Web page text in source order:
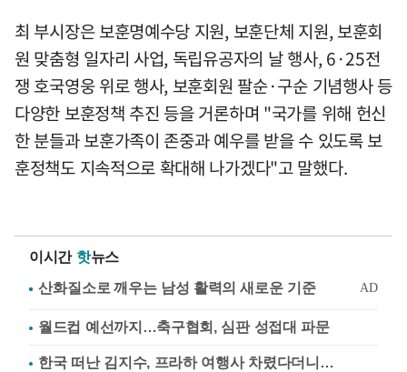
최 부시장은 보훈명예수당 지원, 보훈단체 지원, 보훈회
원 맞춤형 일자리 사업, 독립유공자의 날 행사, 6·25전
쟁 호국영웅 위로 행사, 보훈회원 팔순·구순 기념행사 등
다양한 보훈정책 추진 등을 거론하며 "국가를 위해 헌신
한 분들과 보훈가족이 존중과 예우를 받을 수 있도록 보
훈정책도 지속적으로 확대해 나가겠다"고 말했다.
이시간 핫뉴스
월드컵 예선까지…축구협회, 심판 성접대 파문
한국 떠난 김지수, 프라하 여행사 차렸다더니…